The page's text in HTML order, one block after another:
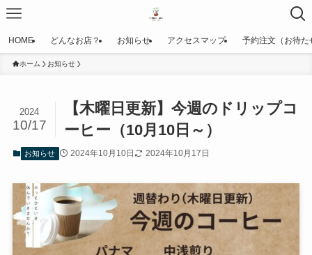
HOME どんなお店？ お知らせ アクセスマップ 予約注文（お待た
ホーム お知らせ
【木曜日更新】今週のドリップコ
ーヒー（10月10日～）
2024
10/17
お知らせ 2024年10月10日 2024年10月17日